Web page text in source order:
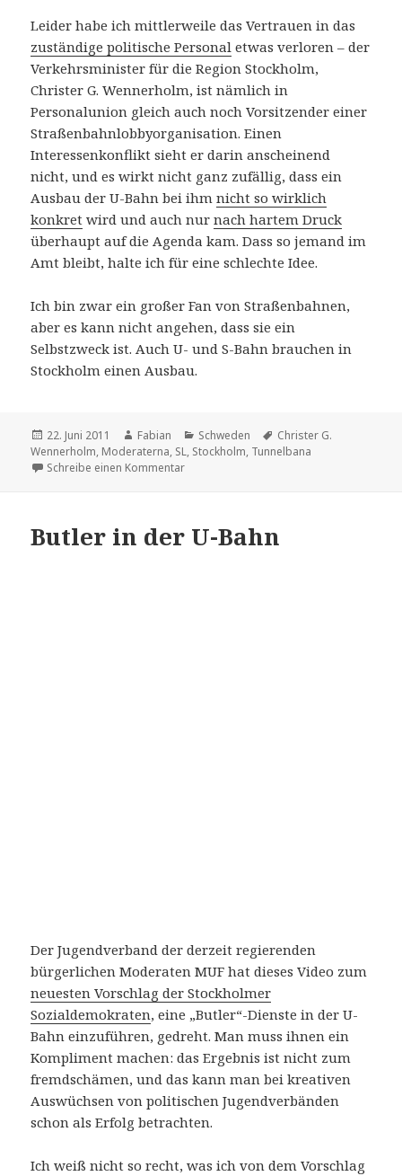
Leider habe ich mittlerweile das Vertrauen in das
zuständige politische Personal etwas verloren – der
Verkehrsminister für die Region Stockholm,
Christer G. Wennerholm, ist nämlich in
Personalunion gleich auch noch Vorsitzender einer
Straßenbahnlobbyorganisation. Einen
Interessenkonflikt sieht er darin anscheinend
nicht, und es wirkt nicht ganz zufällig, dass ein
Ausbau der U-Bahn bei ihmnicht so wirklich
konkret wird und auch nurnach hartem Druck
überhaupt auf die Agenda kam. Dass so jemand im
Amt bleibt, halte ich für eine schlechte Idee.
Ich bin zwar ein großer Fan von Straßenbahnen,
aber es kann nicht angehen, dass sie ein
Selbstzweck ist. Auch U- und S-Bahn brauchen in
Stockholm einen Ausbau.
Veröffentlicht
am
22. Juni 2011 Autor
Fabian Kategorien
Schweden Schlagwörter
Christer G.
Wennerholm, Moderaterna, SL, Stockholm, Tunnelbana
Schreibe einen Kommentarzu Gute und schlechte Ideen
Butler in der U-Bahn
Der Jugendverband der derzeit regierenden
bürgerlichen Moderaten MUF hat dieses Video zum
neuesten Vorschlag der Stockholmer
Sozialdemokraten, eine „Butler“-Dienste in der U-
Bahn einzuführen, gedreht. Man muss ihnen ein
Kompliment machen: das Ergebnis ist nicht zum
fremdschämen, und das kann man bei kreativen
Auswüchsen von politischen Jugendverbänden
schon als Erfolg betrachten.
Ich weiß nicht so recht, was ich von dem Vorschlag